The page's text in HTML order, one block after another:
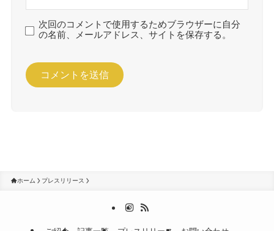
次回のコメントで使用するためブラウザーに自分
の名前、メールアドレス、サイトを保存する。
ホーム プレスリリース